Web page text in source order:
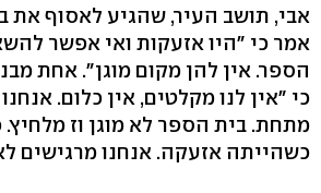
אבי, תושב העיר, שהגיע לאסוף את
אמר כי "היו אזעקות ואי אפשר
הספר. אין להן מקום מוגן". אחת
כי "אין לנו מקלטים, אין כלום.
מתחת. בית הספר לא מוגן וז מלחיץ.
כשהייתה אזעקה. אנחנו מרגישים